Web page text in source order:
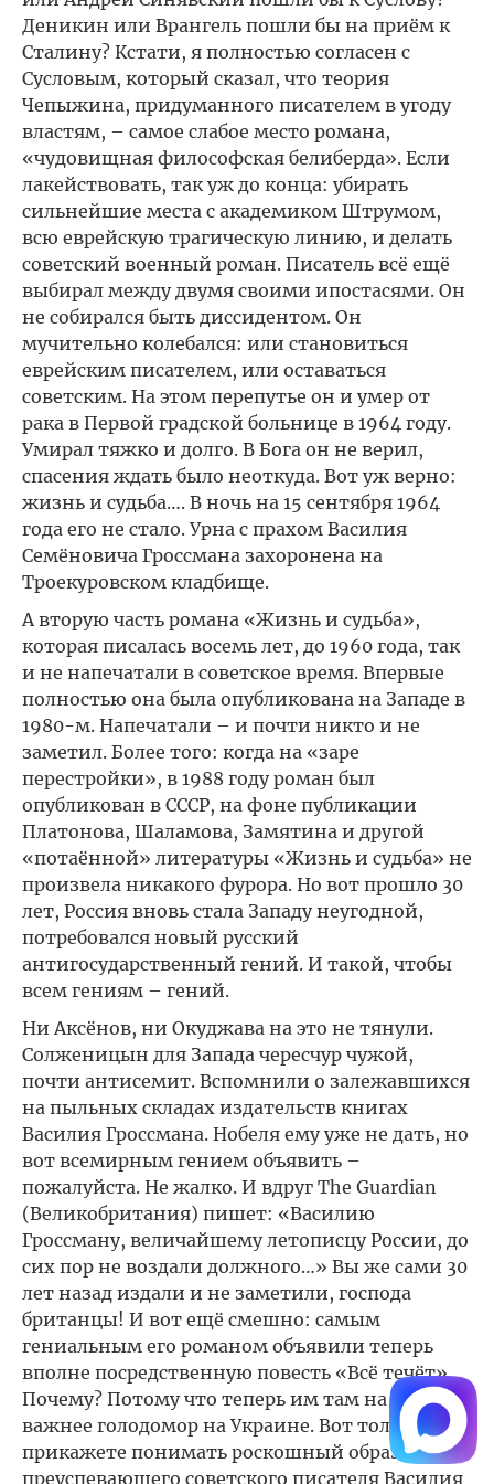
Деникин или Врангель пошли бы на приём к
Сталину? Кстати, я полностью согласен с
Сусловым, который сказал, что теория
Чепыжина, придуманного писателем в угоду
властям, – самое слабое место романа,
«чудовищная философская белиберда». Если
лакействовать, так уж до конца: убирать
сильнейшие места с академиком Штрумом,
всю еврейскую трагическую линию, и делать
советский военный роман. Писатель всё ещё
выбирал между двумя своими ипостасями. Он
не собирался быть диссидентом. Он
мучительно колебался: или становиться
еврейским писателем, или оставаться
советским. На этом перепутье он и умер от
рака в Первой градской больнице в 1964 году.
Умирал тяжко и долго. В Бога он не верил,
спасения ждать было неоткуда. Вот уж верно:
жизнь и судьба…. В ночь на 15 сентября 1964
года его не стало. Урна с прахом Василия
Семёновича Гроссмана захоронена на
Троекуровском кладбище.
А вторую часть романа «Жизнь и судьба»,
которая писалась восемь лет, до 1960 года, так
и не напечатали в советское время. Впервые
полностью она была опубликована на Западе в
1980-м. Напечатали – и почти никто и не
заметил. Более того: когда на «заре
перестройки», в 1988 году роман был
опубликован в СССР, на фоне публикации
Платонова, Шаламова, Замятина и другой
«потаённой» литературы «Жизнь и судьба» не
произвела никакого фурора. Но вот прошло 30
лет, Россия вновь стала Западу неугодной,
потребовался новый русский
антигосударственный гений. И такой, чтобы
всем гениям – гений.
Ни Аксёнов, ни Окуджава на это не тянули.
Солженицын для Запада чересчур чужой,
почти антисемит. Вспомнили о залежавшихся
на пыльных складах издательств книгах
Василия Гроссмана. Нобеля ему уже не дать, но
вот всемирным гением объявить –
пожалуйста. Не жалко. И вдруг The Guardian
(Великобритания) пишет: «Василию
Гроссману, величайшему летописцу России, до
сих пор не воздали должного…» Вы же сами 30
лет назад издали и не заметили, господа
британцы! И вот ещё смешно: самым
гениальным его романом объявили теперь
вполне посредственную повесть «Всё течёт».
Почему? Потому что теперь им там на Западе
важнее голодомор на Украине. Вот только как
прикажете понимать роскошный образ жизни
преуспевающего советского писателя Василия